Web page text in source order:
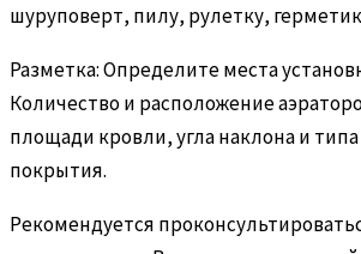
шуруповерт, пилу, рулетку,
Разметка: Определите места
Количество и расположение
площади кровли, угла наклона и
покрытия.
Рекомендуется